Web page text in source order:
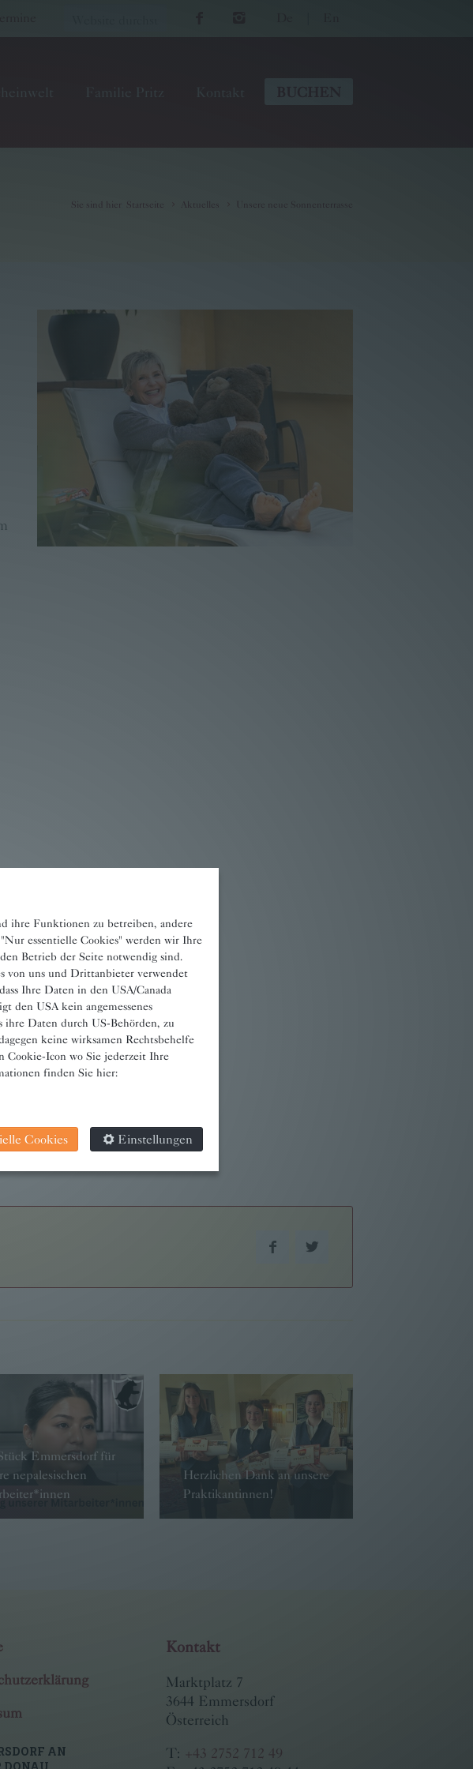
Familie Pritz
Sie sind hier Startseite Aktuelles Unsere neue Sonnenterrasse
Emmersdorf für
nepalesischen
Herzlichen Dank an unsere
Praktikantinnen!
Kontakt
Marktplatz 7
3644 Emmersdorf
Österreich
T:
+43 2752 712 49
ihre Funktionen zu betreiben, andere
essentielle Cookies" werden wir Ihre
Betrieb der Seite notwendig sind.
von uns und Drittanbieter verwendet
Ihre Daten in den USA/Canada
den USA kein angemessenes
ihre Daten durch US-Behörden, zu
keine wirksamen Rechtsbehelfe
Cookie-Icon wo Sie jederzeit Ihre
finden Sie hier:
Cookies Einstellungen